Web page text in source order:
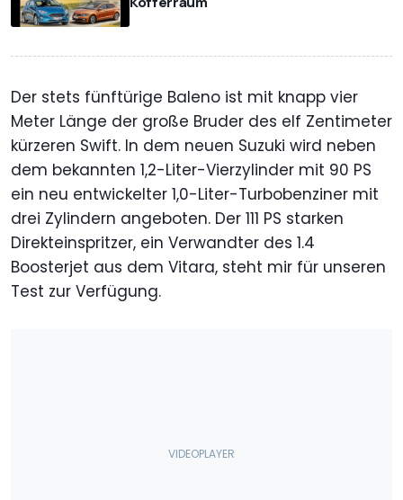
Der stets fünftürige Baleno ist mit knapp vier
Meter Länge der große Bruder des elf Zentimeter
kürzeren Swift. In dem neuen Suzuki wird neben
dem bekannten 1,2-Liter-Vierzylinder mit 90 PS
ein neu entwickelter 1,0-Liter-Turbobenziner mit
drei Zylindern angeboten. Der 111 PS starken
Direkteinspritzer, ein Verwandter des 1.4
Boosterjet aus dem Vitara, steht mir für unseren
Test zur Verfügung.